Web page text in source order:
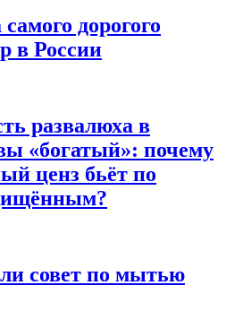
дорогого
в России
развалюха в
«богатый»: почему
ценз бьёт по
совет по мытью